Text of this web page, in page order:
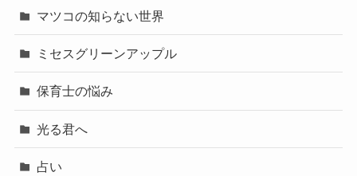
マツコの知らない世界
ミセスグリーンアップル
保育士の悩み
光る君へ
占い